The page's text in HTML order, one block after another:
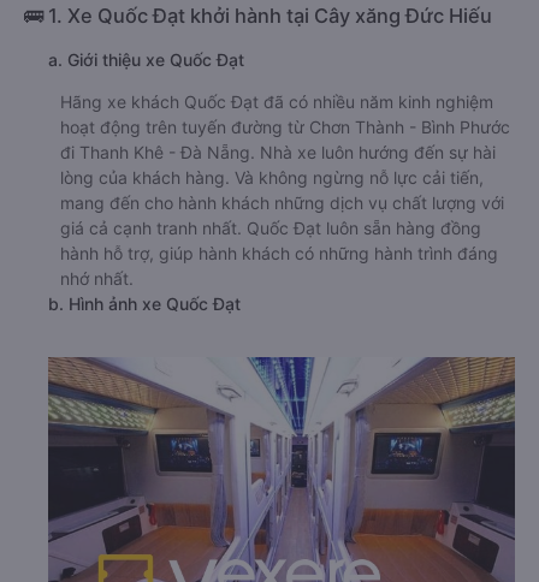
🚌 1. Xe Quốc Đạt khởi hành tại Cây xăng Đức Hiếu
a. Giới thiệu xe Quốc Đạt
Hãng xe khách Quốc Đạt đã có nhiều năm kinh nghiệm
hoạt động trên tuyến đường từ Chơn Thành - Bình Phước
đi Thanh Khê - Đà Nẵng. Nhà xe luôn hướng đến sự hài
lòng của khách hàng. Và không ngừng nỗ lực cải tiến,
mang đến cho hành khách những dịch vụ chất lượng với
giá cả cạnh tranh nhất. Quốc Đạt luôn sẵn hàng đồng
hành hỗ trợ, giúp hành khách có những hành trình đáng
nhớ nhất.
b. Hình ảnh xe Quốc Đạt